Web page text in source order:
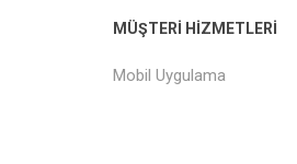
MÜŞTERI HIZMETLERI
Mobil Uygulama